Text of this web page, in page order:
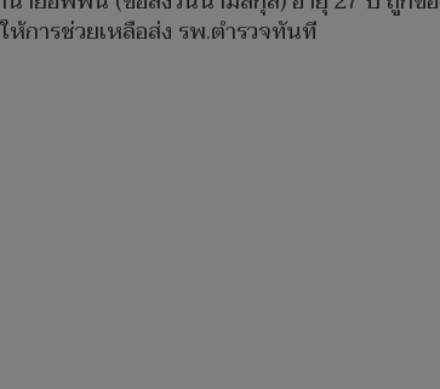
ให้การช่วยเหลือส่ง รพ.ตำรวจทันที